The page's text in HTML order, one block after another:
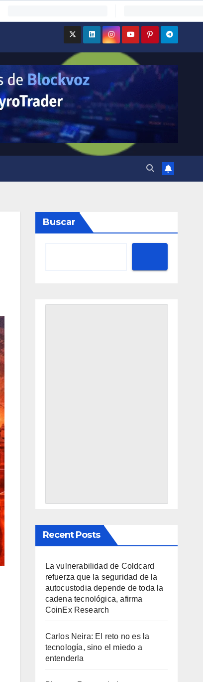
Buscar
Recent Posts
La vulnerabilidad de Coldcard
refuerza que la seguridad de la
autocustodia depende de toda la
cadena tecnológica, afirma
CoinEx Research
Carlos Neira: El reto no es la
tecnología, sino el miedo a
entenderla